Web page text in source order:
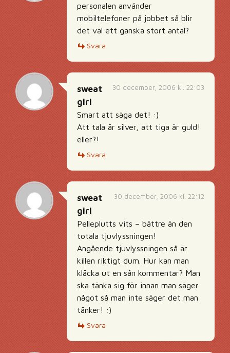
personalen använder
mobiltelefoner på jobbet så blir
det väl ett ganska stort antal?
Svara
30 december, 2006 kl. 22:03
sweat
girl
Smart att säga det! :)
Att tala är silver, att tiga är guld!
eller?!
Svara
30 december, 2006 kl. 22:12
sweat
girl
Pelleplutts vits – bättre än den
totala tjuvlyssningen!
Angående tjuvlyssningen så är
killen riktigt dum. Hur kan man
kläcka ut en sån kommentar? Man
ska tänka sig för innan man säger
något så man inte säger det man
tänker! :)
Svara